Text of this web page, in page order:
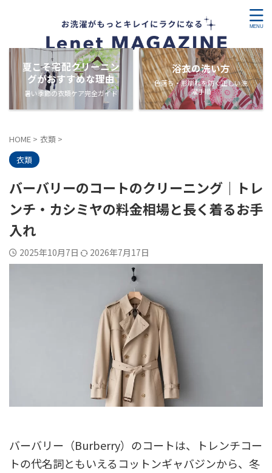
夏こそ宅配クリーニン
グがおすすめな理由
暑い季節の衣類ケア完全ガイド
浴衣の洗い方
色落ち・形崩れを防ぐ正しい洗
濯手順
HOME > 衣類 >
衣類
バーバリーのコートのクリーニング｜トレ
ンチ・カシミヤの料金相場と長く着るお手
入れ
2025年10月7日 2026年7月17日
バーバリー（Burberry）のコートは、トレンチコー
トの代名詞ともいえるコットンギャバジンから、冬